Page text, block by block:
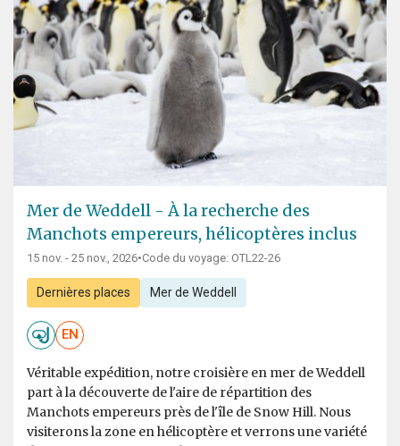
Mer de Weddell - À la recherche des
Manchots empereurs, hélicoptères inclus
15 nov. - 25 nov., 2026•Code du voyage: OTL22-26
Dernières places Mer de Weddell
EN
Véritable expédition, notre croisière en mer de Weddell
part à la découverte de l'aire de répartition des
Manchots empereurs près de l'île de Snow Hill. Nous
visiterons la zone en hélicoptère et verrons une variété